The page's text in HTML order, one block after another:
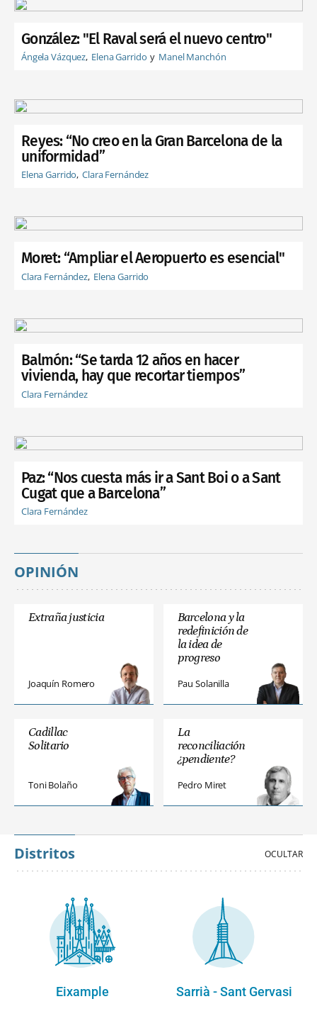
González: "El Raval será el nuevo centro"
Ángela Vázquez Elena Garrido Manel Manchón
Reyes: “No creo en la Gran Barcelona de la
uniformidad”
Elena Garrido Clara Fernández
Moret: “Ampliar el Aeropuerto es esencial"
Clara Fernández Elena Garrido
Balmón: “Se tarda 12 años en hacer
vivienda, hay que recortar tiempos”
Clara Fernández
Paz: “Nos cuesta más ir a Sant Boi o a Sant
Cugat que a Barcelona”
Clara Fernández
OPINIÓN
Extraña justicia
Joaquín Romero
Barcelona y la
redefinición de
la idea de
progreso
Pau Solanilla
Cadillac
Solitario
Toni Bolaño
La
reconciliación
¿pendiente?
Pedro Miret
Distritos
Eixample Sarrià - Sant Gervasi